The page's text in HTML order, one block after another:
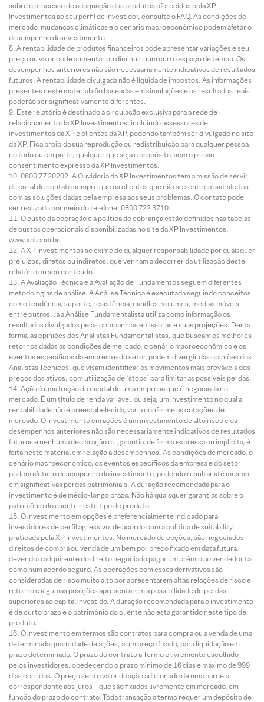
sobre o processo de adequação dos produtos oferecidos pela XP
Investimentos ao seu perfil de investidor, consulte o FAQ. As condições de
mercado, mudanças climáticas e o cenário macroeconômico podem afetar o
desempenho do investimento.
A rentabilidade de produtos financeiros pode apresentar variações e seu
preço ou valor pode aumentar ou diminuir num curto espaço de tempo. Os
desempenhos anteriores não são necessariamente indicativos de resultados
futuros. A rentabilidade divulgada não é líquida de impostos. As informações
presentes neste material são baseadas em simulações e os resultados reais
poderão ser significativamente diferentes.
Este relatório é destinado à circulação exclusiva para a rede de
relacionamento da XP Investimentos, incluindo assessores de
investimentos da XP e clientes da XP, podendo também ser divulgado no site
da XP. Fica proibida sua reprodução ou redistribuição para qualquer pessoa,
no todo ou em parte, qualquer que seja o propósito, sem o prévio
consentimento expresso da XP Investimentos.
0800 77 20202. A Ouvidoria da XP Investimentos tem a missão de servir
de canal de contato sempre que os clientes que não se sentirem satisfeitos
com as soluções dadas pela empresa aos seus problemas. O contato pode
ser realizado por meio do telefone: 0800 722 3710.
O custo da operação e a política de cobrança estão definidos nas tabelas
de custos operacionais disponibilizadas no site da XP Investimentos:
www.xpi.com.br.
A XP Investimentos se exime de qualquer responsabilidade por quaisquer
prejuízos, diretos ou indiretos, que venham a decorrer da utilização deste
relatório ou seu conteúdo.
A Avaliação Técnica e a Avaliação de Fundamentos seguem diferentes
metodologias de análise. A Análise Técnica é executada seguindo conceitos
como tendência, suporte, resistência, candles, volumes, médias móveis
entre outros. Já a Análise Fundamentalista utiliza como informação os
resultados divulgados pelas companhias emissoras e suas projeções. Desta
forma, as opiniões dos Analistas Fundamentalistas, que buscam os melhores
retornos dadas as condições de mercado, o cenário macroeconômico e os
eventos específicos da empresa e do setor, podem divergir das opiniões dos
Analistas Técnicos, que visam identificar os movimentos mais prováveis dos
preços dos ativos, com utilização de “stops” para limitar as possíveis perdas.
Ação é uma fração do capital de uma empresa que é negociada no
mercado. É um título de renda variável, ou seja, um investimento no qual a
rentabilidade não é preestabelecida, varia conforme as cotações de
mercado. O investimento em ações é um investimento de alto risco e os
desempenhos anteriores não são necessariamente indicativos de resultados
futuros e nenhuma declaração ou garantia, de forma expressa ou implícita, é
feita neste material em relação a desempenhos. As condições de mercado, o
cenário macroeconômico, os eventos específicos da empresa e do setor
podem afetar o desempenho do investimento, podendo resultar até mesmo
em significativas perdas patrimoniais. A duração recomendada para o
investimento é de médio-longo prazo. Não há quaisquer garantias sobre o
patrimônio do cliente neste tipo de produto.
O investimento em opções é preferencialmente indicado para
investidores de perfil agressivo, de acordo com a política de suitability
praticada pela XP Investimentos. No mercado de opções, são negociados
direitos de compra ou venda de um bem por preço fixado em data futura,
devendo o adquirente do direito negociado pagar um prêmio ao vendedor tal
como num acordo seguro. As operações com esses derivativos são
consideradas de risco muito alto por apresentarem altas relações de risco e
retorno e algumas posições apresentarem a possibilidade de perdas
superiores ao capital investido. A duração recomendada para o investimento
é de curto prazo e o patrimônio do cliente não está garantido neste tipo de
produto.
O investimento em termos são contratos para compra ou a venda de uma
determinada quantidade de ações, a um preço fixado, para liquidação em
prazo determinado. O prazo do contrato a Termo é livremente escolhido
pelos investidores, obedecendo o prazo mínimo de 16 dias e máximo de 999
dias corridos. O preço será o valor da ação adicionado de uma parcela
correspondente aos juros – que são fixados livremente em mercado, em
função do prazo do contrato. Toda transação a termo requer um depósito de